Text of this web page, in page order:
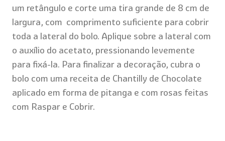
um retângulo e corte uma tira grande de 8 cm de
largura, com comprimento suficiente para cobrir
toda a lateral do bolo. Aplique sobre a lateral com
o auxílio do acetato, pressionando levemente
para fixá-la. Para finalizar a decoração, cubra o
bolo com uma receita de Chantilly de Chocolate
aplicado em forma de pitanga e com rosas feitas
com Raspar e Cobrir.